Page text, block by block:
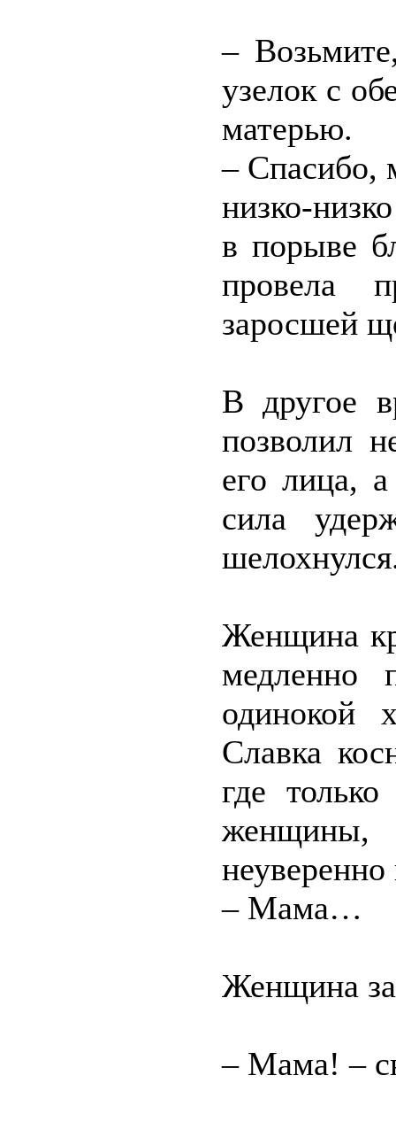
–
узелок с
матерью.
– Спасибо,
низко-
в порыве
провела
заросшей
В другое
позволил
его лица, а
сила
Женщина
медленно
одинокой
Славка
где
неуверенно
– Мама…
Женщина
– Мама! –